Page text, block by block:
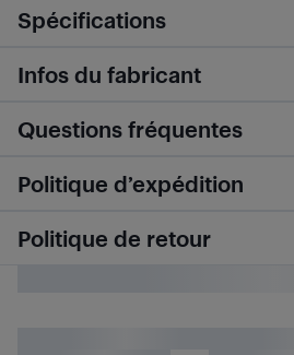
Spécifications
Infos du fabricant
Questions fréquentes
Politique d’expédition
Politique de retour